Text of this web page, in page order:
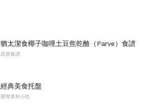
猶太潔食椰子咖哩土豆焦乾酪（Parve）食譜
蔬菜食譜
經典美食托盤
開胃菜和小吃